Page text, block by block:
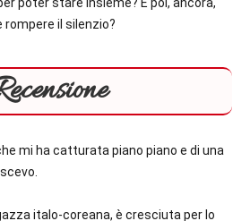
il silenzio?
mi ha catturata piano piano e di una
italo-coreana, è cresciuta per lo